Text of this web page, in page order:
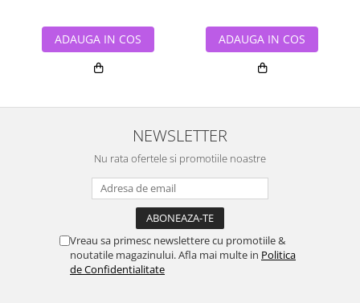
ADAUGA IN COS ADAUGA IN COS
NEWSLETTER
Nu rata ofertele si promotiile noastre
Vreau sa primesc newslettere cu promotiile &
noutatile magazinului. Afla mai multe in Politica
de Confidentialitate